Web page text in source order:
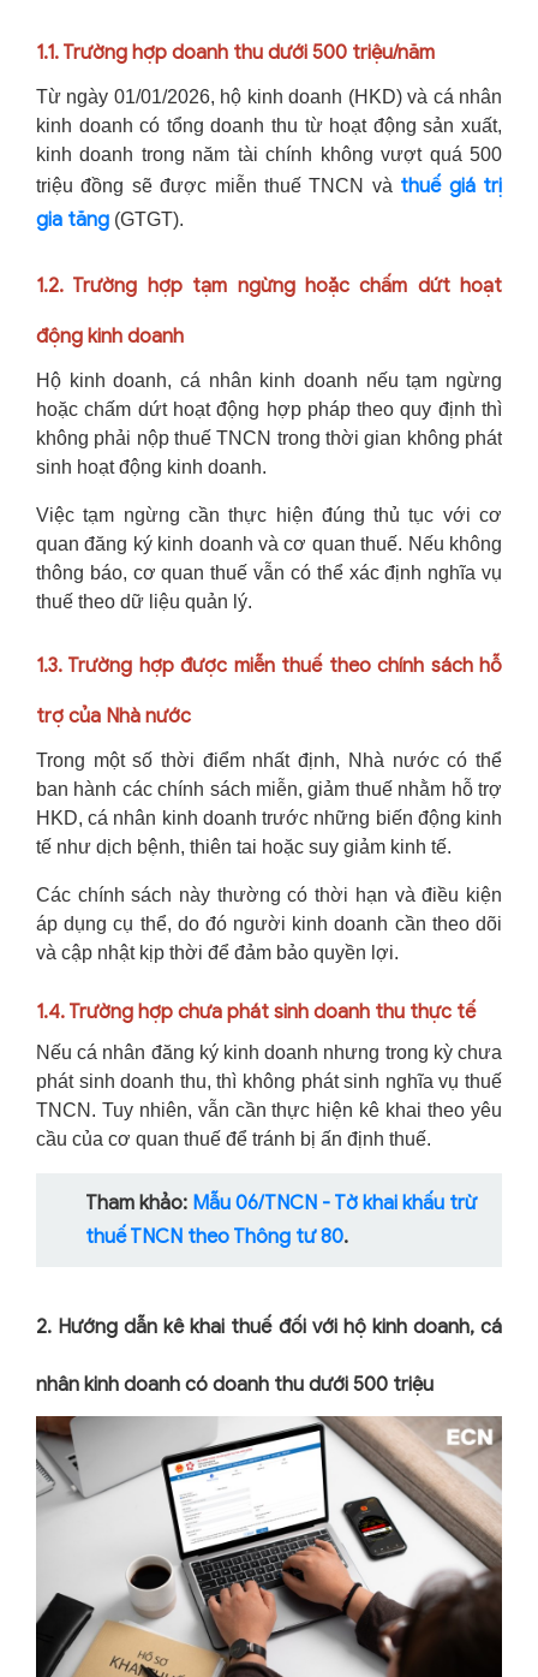
1.1. Trường hợp doanh thu dưới 500 triệu/năm
Từ ngày 01/01/2026, hộ kinh doanh (HKD) và cá nhân
kinh doanh có tổng doanh thu từ hoạt động sản xuất,
kinh doanh trong năm tài chính không vượt quá 500
triệu đồng sẽ được miễn thuế TNCN và thuế giá trị
gia tăng (GTGT).
1.2. Trường hợp tạm ngừng hoặc chấm dứt hoạt
động kinh doanh
Hộ kinh doanh, cá nhân kinh doanh nếu tạm ngừng
hoặc chấm dứt hoạt động hợp pháp theo quy định thì
không phải nộp thuế TNCN trong thời gian không phát
sinh hoạt động kinh doanh.
Việc tạm ngừng cần thực hiện đúng thủ tục với cơ
quan đăng ký kinh doanh và cơ quan thuế. Nếu không
thông báo, cơ quan thuế vẫn có thể xác định nghĩa vụ
thuế theo dữ liệu quản lý.
1.3. Trường hợp được miễn thuế theo chính sách hỗ
trợ của Nhà nước
Trong một số thời điểm nhất định, Nhà nước có thể
ban hành các chính sách miễn, giảm thuế nhằm hỗ trợ
HKD, cá nhân kinh doanh trước những biến động kinh
tế như dịch bệnh, thiên tai hoặc suy giảm kinh tế.
Các chính sách này thường có thời hạn và điều kiện
áp dụng cụ thể, do đó người kinh doanh cần theo dõi
và cập nhật kịp thời để đảm bảo quyền lợi.
1.4. Trường hợp chưa phát sinh doanh thu thực tế
Nếu cá nhân đăng ký kinh doanh nhưng trong kỳ chưa
phát sinh doanh thu, thì không phát sinh nghĩa vụ thuế
TNCN. Tuy nhiên, vẫn cần thực hiện kê khai theo yêu
cầu của cơ quan thuế để tránh bị ấn định thuế.
Tham khảo: Mẫu 06/TNCN - Tờ khai khấu trừ
thuế TNCN theo Thông tư 80.
2. Hướng dẫn kê khai thuế đối với hộ kinh doanh, cá
nhân kinh doanh có doanh thu dưới 500 triệu